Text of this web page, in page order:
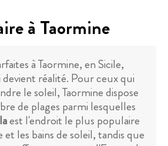
à Taormine
à Taormine, en Sicile,
réalité. Pour ceux qui
le soleil, Taormine dispose
de plages parmi lesquelles
est l'endroit le plus populaire
et les bains de soleil, tandis que